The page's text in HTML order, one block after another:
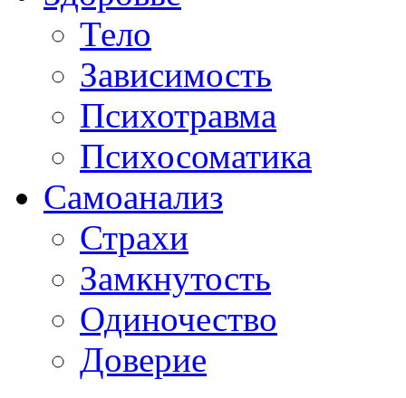
Тело
Зависимость
Психотравма
Психосоматика
Самоанализ
Страхи
Замкнутость
Одиночество
Доверие